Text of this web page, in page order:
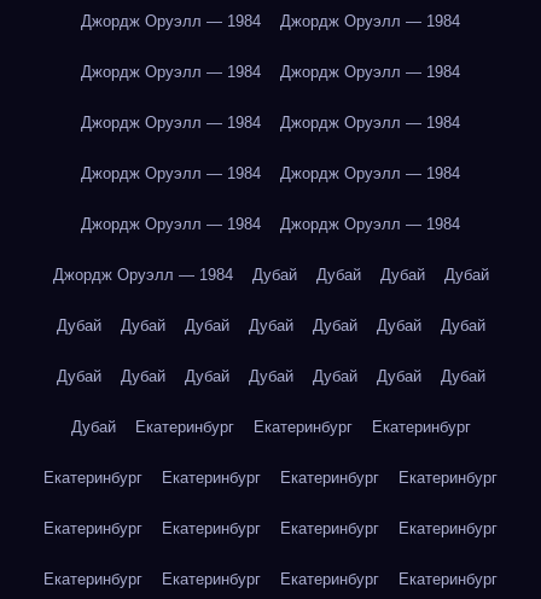
Джордж Оруэлл — 1984 Джордж Оруэлл — 1984
Джордж Оруэлл — 1984 Джордж Оруэлл — 1984
Джордж Оруэлл — 1984 Джордж Оруэлл — 1984
Джордж Оруэлл — 1984 Джордж Оруэлл — 1984
Джордж Оруэлл — 1984 Джордж Оруэлл — 1984
Джордж Оруэлл — 1984 Дубай Дубай Дубай Дубай
Дубай Дубай Дубай Дубай Дубай Дубай Дубай
Дубай Дубай Дубай Дубай Дубай Дубай Дубай
Дубай Екатеринбург Екатеринбург Екатеринбург
Екатеринбург Екатеринбург Екатеринбург Екатеринбург
Екатеринбург Екатеринбург Екатеринбург Екатеринбург
Екатеринбург Екатеринбург Екатеринбург Екатеринбург